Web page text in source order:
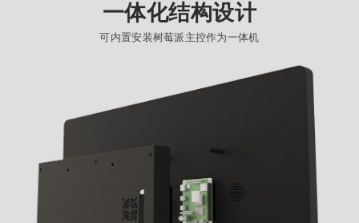
一体化结构设计
可内置安装树莓派主控作为一体机